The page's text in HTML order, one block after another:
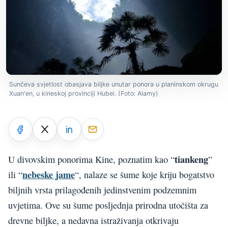
Sunčeva svjetlost obasjava biljke unutar ponora u planinskom okrugu
Xuan'en, u kineskoj provinciji Hubei. (Foto: Alamy)
U divovskim ponorima Kine, poznatim kao “tiankeng”
ili “nebeske jame“, nalaze se šume koje kriju bogatstvo
biljnih vrsta prilagođenih jedinstvenim podzemnim
uvjetima. Ove su šume posljednja prirodna utočišta za
drevne biljke, a nedavna istraživanja otkrivaju